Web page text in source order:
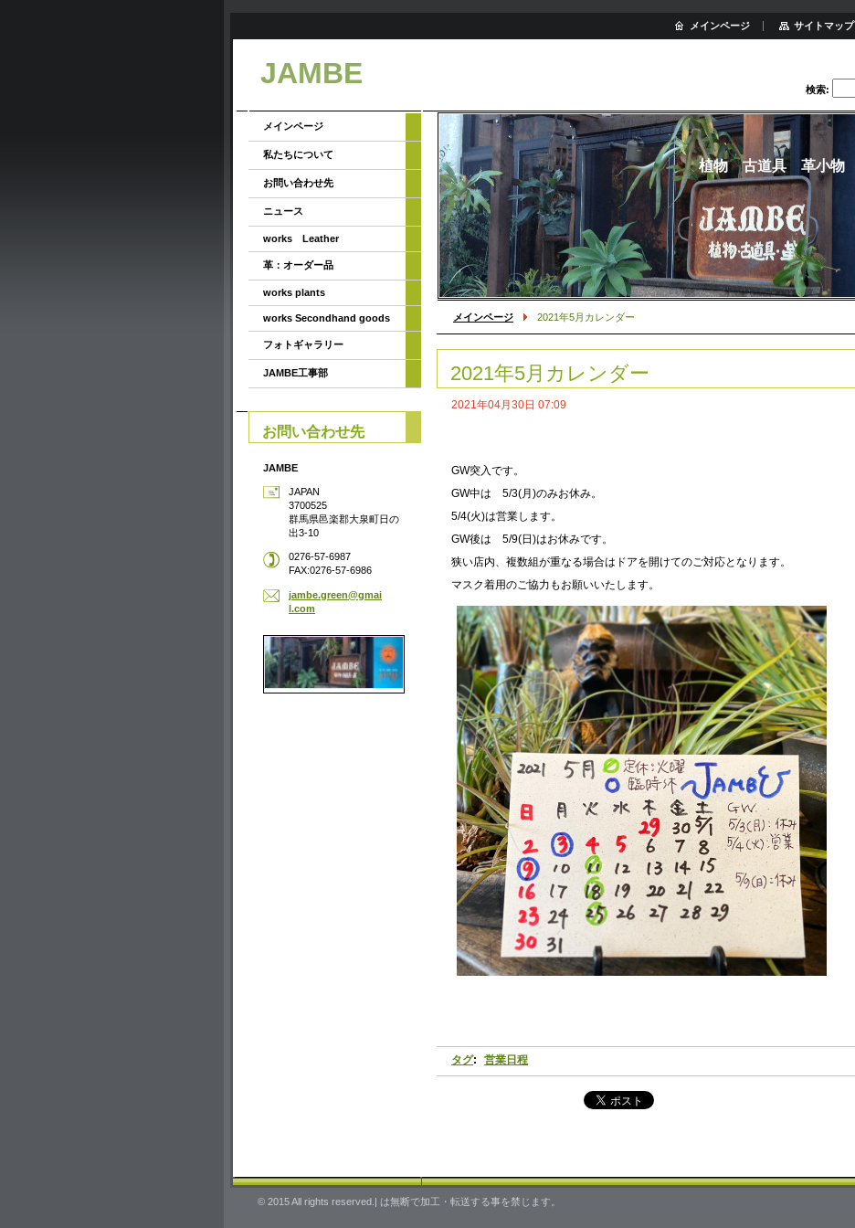
JAMBE 検索:
植物 古道具 革小物
メインページ 2021年5月カレンダー
2021年5月カレンダー
2021年04月30日 07:09
GW突入です。
GW中は 5/3(月)のみお休み。
5/4(火)は営業します。
GW後は 5/9(日)はお休みです。
狭い店内、複数組が重なる場合はドアを開けてのご対応となります。
マスク着用のご協力もお願いいたします。
タグ: 営業日程
メインページ
私たちについて
お問い合わせ先
ニュース
works Leather
革：オーダー品
works plants
works Secondhand goods
フォトギャラリー
JAMBE工事部
お問い合わせ先
JAMBE
JAPAN
3700525
群馬県邑楽郡大泉町日の
出3-10
0276-57-6987
FAX:0276-57-6986
jambe.green@gmai
l.com
メインページ サイトマップ
© 2015 All rights reserved.| は無断で加工・転送する事を禁じます。